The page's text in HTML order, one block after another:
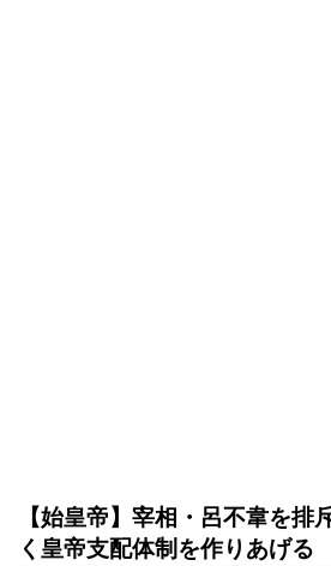
【始皇帝】宰相・呂不韋を排
く皇帝支配体制を作りあげる